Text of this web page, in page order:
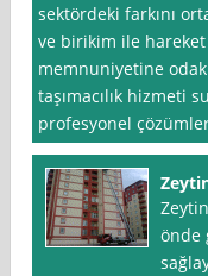
sektördeki farkını
ve birikim ile
memnuniyetine
taşımacılık hizmeti
profesyonel
önde